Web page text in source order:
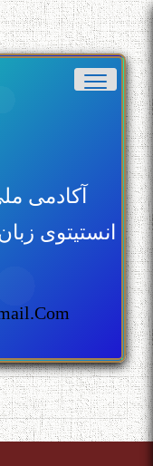
آکادمی
انستیتوی